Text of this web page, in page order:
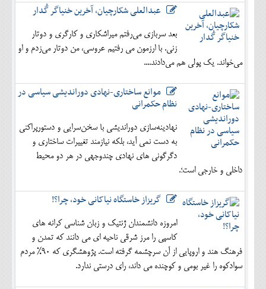
عبدالعلی شکارچیان، آخرین خنیاگر گُدار
بعد سربازی می‌رفتم میراشکاری و کارگری و دوتار
زنی. با ارزمون می رفتیم عروسی، من دوتار می‌زدم و او
می‌خواند. یک پولی هم می‌دادند....
موانع ساختاری-نهادی دوراندیشی سیاسی در
نظام حکمرانی
نهادینه‌سازی دوراندیشی با سخن‌سرایی و دستورپراکنی
به دست نمی آید، بلکه نیازمند تغییرات ساختاری و
دگرگونی های نهادی چندوجهی در هر دو محیط
داخلی و خارجی است؛.
گریزاز خاستگاه نیاکانی خود، چرا؟!
امروزه دانشمندان ژنتیک و زبان شناسی کرانه های
کاسپی را مرز شرقی ناحیه ای می دانند که تمدن و
فرهنگ هند و اروپایی از آن سرچشمه گرفته است. پژوهشگری که 90% مردم
سوادکوه را غیر بومی و کوچنده می داند، رای درستی ندارد.